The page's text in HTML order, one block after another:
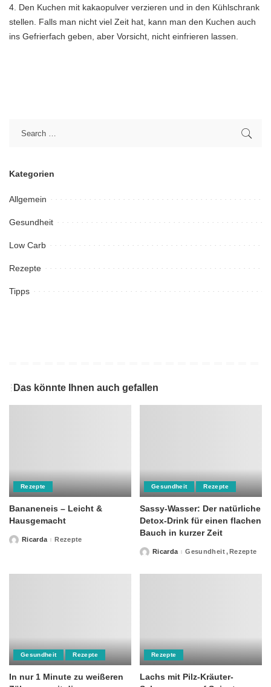
4. Den Kuchen mit kakaopulver verzieren und in den Kühlschrank
stellen. Falls man nicht viel Zeit hat, kann man den Kuchen auch
ins Gefrierfach geben, aber Vorsicht, nicht einfrieren lassen.
Kategorien
Allgemein
Gesundheit
Low Carb
Rezepte
Tipps
Das könnte Ihnen auch gefallen
Rezepte
Bananeneis – Leicht &
Hausgemacht
PostedRicarda Rezepte
Gesundheit Rezepte
Sassy-Wasser: Der natürliche
Detox-Drink für einen flachen
Bauch in kurzer Zeit
PostedRicarda Gesundheit Rezepte
Gesundheit Rezepte
In nur 1 Minute zu weißeren
Rezepte
Lachs mit Pilz-Kräuter-